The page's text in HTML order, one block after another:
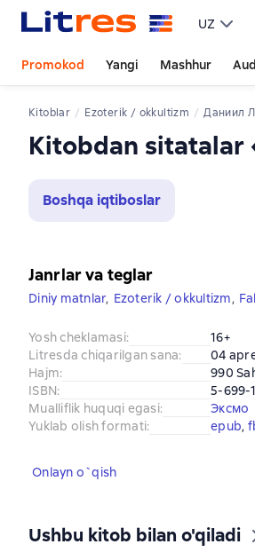
UZ
Promokod Yangi Mashhur
Kitoblar ezoterik / okkultizm Даниил
Kitobdan sitatalar
Boshqa iqtiboslar
Janrlar va teglar
Diniy matnlar, Ezoterik / okkultizm,
Yosh cheklamasi:
16+
Litresda chiqarilgan sana:
04
Hajm:
990
ISBN:
5-699-
Mualliflik huquqi egasi:
Эксмо
Yuklab olish formati: epub,
Onlayn o`qish
Ushbu kitob bilan o'qiladi